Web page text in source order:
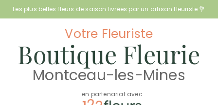
Les plus belles fleurs de saison livrées par un artisan fleuriste 💐
Votre Fleuriste
Boutique Fleurie
Montceau-les-Mines
en partenariat avec